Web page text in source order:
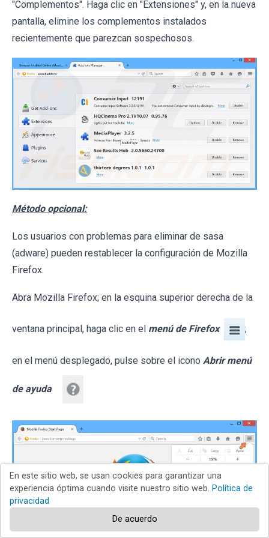
"Complementos". Haga clic en "Extensiones" y, en la nueva
pantalla, elimine los complementos instalados
recientemente que parezcan sospechosos.
Método opcional:
Los usuarios con problemas para eliminar de sasa
(adware) pueden restablecer la configuración de Mozilla
Firefox.
Abra Mozilla Firefox; en la esquina superior derecha de la
ventana principal, haga clic en el menú de Firefox ;
en el menú desplegado, pulse sobre el icono Abrir menú
de ayuda
En este sitio web, se usan cookies para garantizar una
experiencia óptima cuando visite nuestro sitio web. Política de
privacidad
De acuerdo